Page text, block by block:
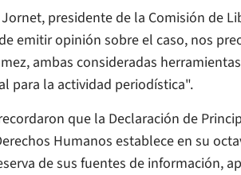
presidente de la Comisión de
emitir opinión sobre el caso, nos
ambas consideradas
para la actividad periodística".
que la Declaración de
Humanos establece en su
de sus fuentes de información,